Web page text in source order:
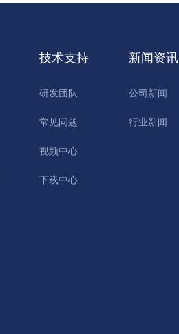
技术支持
研发团队
常见问题
视频中心
下载中心
新闻资讯
公司新闻
行业新闻